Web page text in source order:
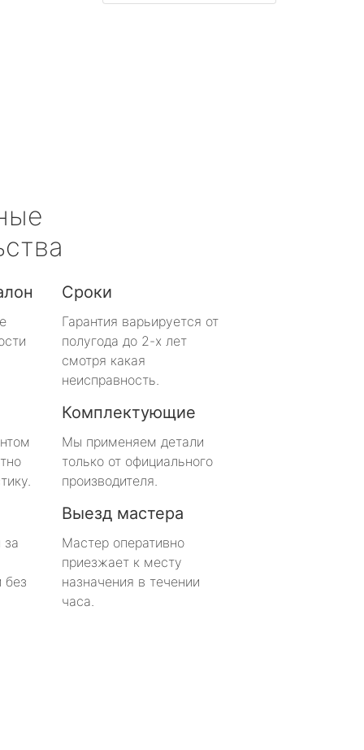
Сроки
Гарантия варьируется от
полугода до 2-х лет
смотря какая
неисправность.
Комплектующие
Мы применяем детали
только от официального
производителя.
за
без
Выезд мастера
Мастер оперативно
приезжает к месту
назначения в течении
часа.